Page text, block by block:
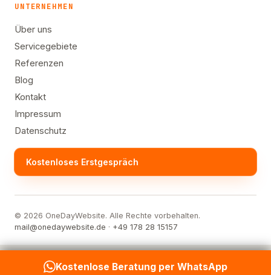
UNTERNEHMEN
Über uns
Servicegebiete
Referenzen
Blog
Kontakt
Impressum
Datenschutz
Kostenloses Erstgespräch
© 2026 OneDayWebsite. Alle Rechte vorbehalten.
mail@onedaywebsite.de · +49 178 28 15157
Kostenlose Beratung per WhatsApp